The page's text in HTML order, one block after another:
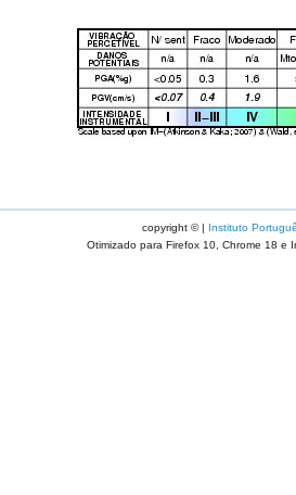
copyright © | Instituto
Otimizado para Firefox 10, Chrome 18 e